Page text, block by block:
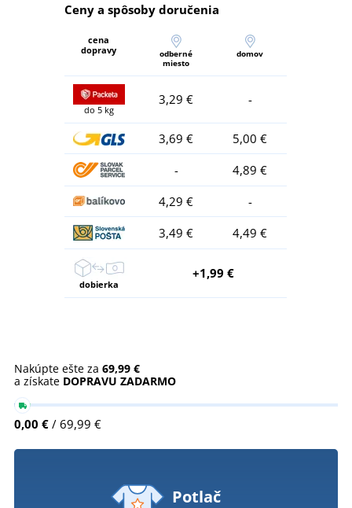
Ceny a spôsoby doručenia
cena
dopravy
odberné
miesto
domov
do 5 kg
3,29 € -
3,69 €
5,00 €
-
4,89 €
4,29 €
-
3,49 €
4,49 €
dobierka
+1,99 €
Nakúpte ešte za 69,99 €
a získate DOPRAVU ZADARMO
0,00 € / 69,99 €
Potlač